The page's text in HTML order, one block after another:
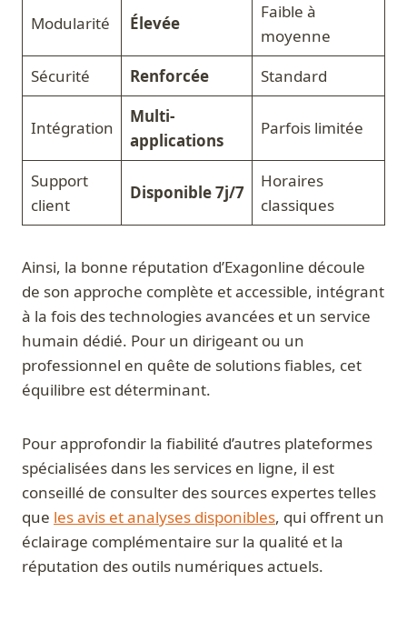
Modularité Élevée
Faible à
moyenne
Sécurité
Renforcée Standard
Intégration
Multi-
applications
Parfois limitée
Support
client
Disponible 7j/7
Horaires
classiques
Ainsi, la bonne réputation d’Exagonline découle
de son approche complète et accessible, intégrant
à la fois des technologies avancées et un service
humain dédié. Pour un dirigeant ou un
professionnel en quête de solutions fiables, cet
équilibre est déterminant.
Pour approfondir la fiabilité d’autres plateformes
spécialisées dans les services en ligne, il est
conseillé de consulter des sources expertes telles
que les avis et analyses disponibles, qui offrent un
éclairage complémentaire sur la qualité et la
réputation des outils numériques actuels.